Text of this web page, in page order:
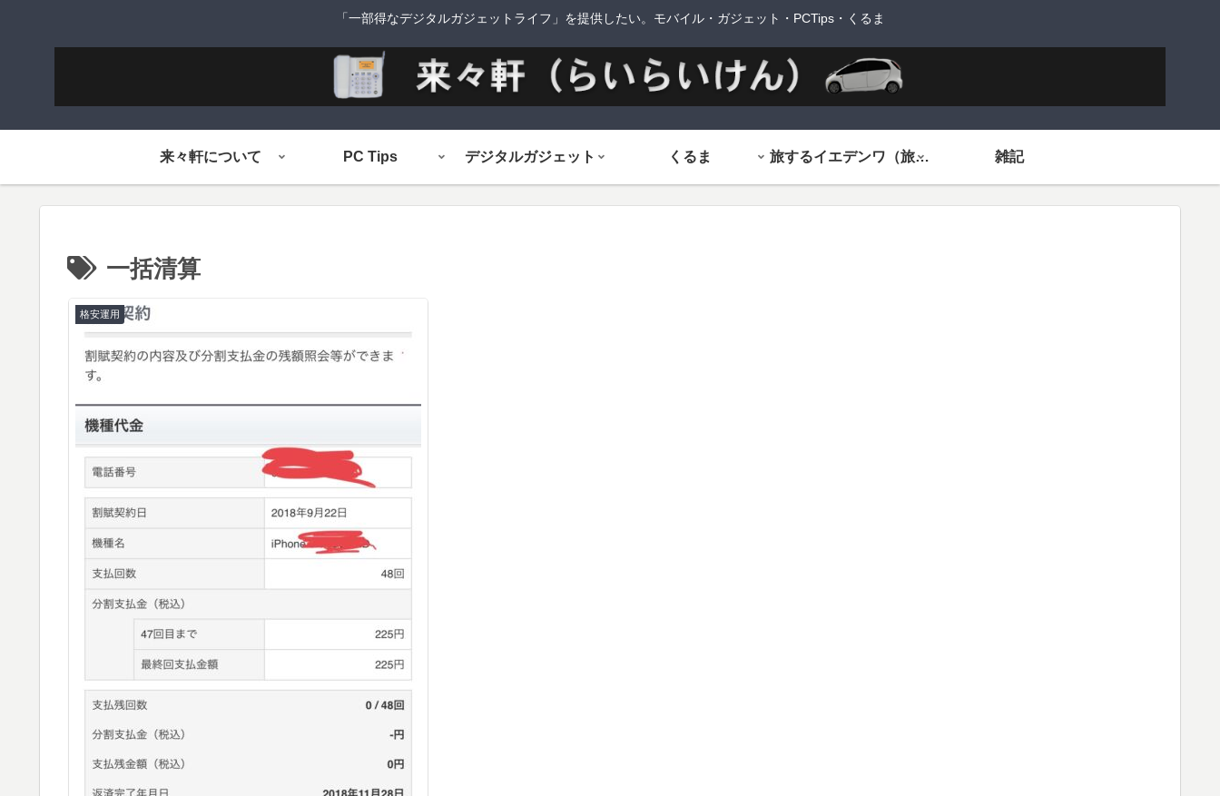
「一部得なデジタルガジェットライフ」を提供したい。モバイル・ガジェット・PCTips・くるま
来々軒について PC Tips デジタルガジェット くるま 旅するイエデンワ（旅ネタ） 雑記
一括清算
格安運用